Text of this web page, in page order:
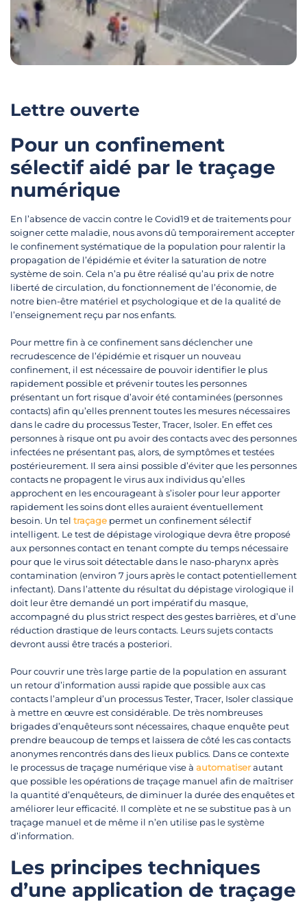
Lettre ouverte
Pour un confinement
sélectif aidé par le traçage
numérique
En l’absence de vaccin contre le Covid19 et de traitements pour
soigner cette maladie, nous avons dû temporairement accepter
le confinement systématique de la population pour ralentir la
propagation de l’épidémie et éviter la saturation de notre
système de soin. Cela n’a pu être réalisé qu’au prix de notre
liberté de circulation, du fonctionnement de l’économie, de
notre bien-être matériel et psychologique et de la qualité de
l’enseignement reçu par nos enfants.
Pour mettre fin à ce confinement sans déclencher une
recrudescence de l’épidémie et risquer un nouveau
confinement, il est nécessaire de pouvoir identifier le plus
rapidement possible et prévenir toutes les personnes
présentant un fort risque d’avoir été contaminées (personnes
contacts) afin qu’elles prennent toutes les mesures nécessaires
dans le cadre du processus Tester, Tracer, Isoler. En effet ces
personnes à risque ont pu avoir des contacts avec des personnes
infectées ne présentant pas, alors, de symptômes et testées
postérieurement. Il sera ainsi possible d’éviter que les personnes
contacts ne propagent le virus aux individus qu’elles
approchent en les encourageant à s’isoler pour leur apporter
rapidement les soins dont elles auraient éventuellement
besoin. Un tel traçage permet un confinement sélectif
intelligent. Le test de dépistage virologique devra être proposé
aux personnes contact en tenant compte du temps nécessaire
pour que le virus soit détectable dans le naso-pharynx après
contamination (environ 7 jours après le contact potentiellement
infectant). Dans l’attente du résultat du dépistage virologique il
doit leur être demandé un port impératif du masque,
accompagné du plus strict respect des gestes barrières, et d’une
réduction drastique de leurs contacts. Leurs sujets contacts
devront aussi être tracés a posteriori.
Pour couvrir une très large partie de la population en assurant
un retour d’information aussi rapide que possible aux cas
contacts l’ampleur d’un processus Tester, Tracer, Isoler classique
à mettre en œuvre est considérable. De très nombreuses
brigades d’enquêteurs sont nécessaires, chaque enquête peut
prendre beaucoup de temps et laissera de côté les cas contacts
anonymes rencontrés dans des lieux publics. Dans ce contexte
le processus de traçage numérique vise à automatiserautant
que possible les opérations de traçage manuel afin de maîtriser
la quantité d’enquêteurs, de diminuer la durée des enquêtes et
améliorer leur efficacité. Il complète et ne se substitue pas à un
traçage manuel et de même il n’en utilise pas le système
d’information.
Les principes techniques
d’une application de traçage